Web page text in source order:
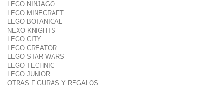
LEGO NINJAGO
LEGO MINECRAFT
LEGO BOTANICAL
NEXO KNIGHTS
LEGO CITY
LEGO CREATOR
LEGO STAR WARS
LEGO TECHNIC
LEGO JUNIOR
OTRAS FIGURAS Y REGALOS